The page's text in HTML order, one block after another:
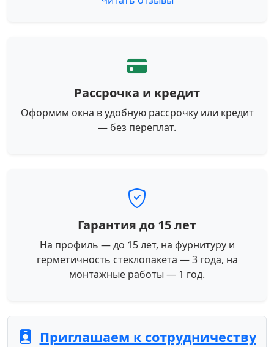
Рассрочка и кредит
Оформим окна в удобную рассрочку или кредит
— без переплат.
Гарантия до 15 лет
На профиль — до 15 лет, на фурнитуру и
герметичность стеклопакета — 3 года, на
монтажные работы — 1 год.
Приглашаем к сотрудничеству